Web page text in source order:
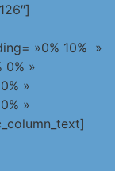
»0% 10% »
0% »
»
»